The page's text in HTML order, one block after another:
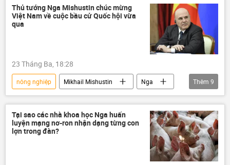
Bộ Nông nghiệp Việt Nam
Bộ Nông nghiệp Liên bang Nga
Thủ tướng Nga Mishustin chúc mừng
Việt Nam về cuộc bầu cử Quốc hội vừa
qua
23 Tháng Ba, 18:28
nông nghiệp Mikhail Mishustin
Nga
Chính trị
Thế giới
Hợp tác Nga-Việt
Việt Nam
Quốc hội
Phạm Minh Chính
năng lượng
Thêm 9
Tại sao các nhà khoa học Nga huấn
luyện mạng nơ-ron nhận dạng từng con
lợn trong đàn?